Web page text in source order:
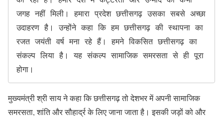
जगह नहीं मिली। हमारा प्रदेश छत्तीसगढ़ उसका सबसे अच्छा
उदाहरण है। उन्होंने कहा कि हम छत्तीसगढ़ की स्थापना का
रजत जयंती वर्ष मना रहे हैं। हमने विकसित छत्तीसगढ़ का
संकल्प लिया है। यह संकल्प सामाजिक समरसता से ही पूरा
होगा।
मुख्यमंत्री श्री साय ने कहा कि छत्तीसगढ़ तो देशभर में अपनी सामाजिक
समरसता, शांति और सौहार्द्र के लिए जाना जाता है। इसकी जड़ों को और